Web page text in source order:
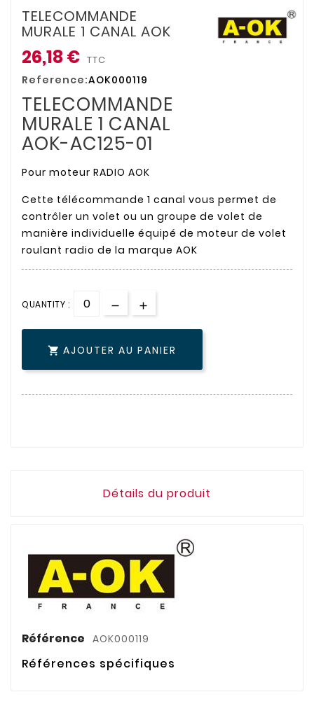
TELECOMMANDE
MURALE 1 CANAL AOK
26,18 € TTC
Reference:AOK000119
TELECOMMANDE
MURALE 1 CANAL
AOK-AC125-01
Pour moteur RADIO AOK
Cette télécommande 1 canal vous permet de
contrôler un volet ou un groupe de volet de
manière individuelle équipé de moteur de volet
roulant radio de la marque AOK
QUANTITY :
 AJOUTER AU PANIER
Détails du produit
Référence AOK000119
Références spécifiques